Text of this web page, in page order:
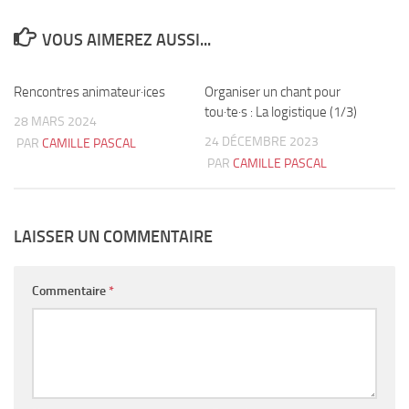
VOUS AIMEREZ AUSSI...
Rencontres animateur·ices
28 MARS 2024
PAR CAMILLE PASCAL
Organiser un chant pour
tou·te·s : La logistique (1/3)
24 DÉCEMBRE 2023
PAR CAMILLE PASCAL
LAISSER UN COMMENTAIRE
Commentaire *